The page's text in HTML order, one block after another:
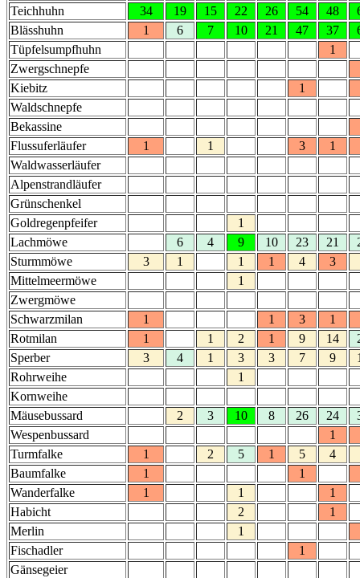
Teichhuhn
34 19 15 22 26 54 48
Blässhuhn
1 6 7 10 21 47 37
Tüpfelsumpfhuhn
1
Zwergschnepfe
Kiebitz
1
Waldschnepfe
Bekassine
Flussuferläufer
1 1 3
1
Waldwasserläufer
Alpenstrandläufer
Grünschenkel
Goldregenpfeifer
1
Lachmöwe
6 4 9 10 23 21
Sturmmöwe
3 1 1 1 4
3
Mittelmeermöwe
1
Zwergmöwe
Schwarzmilan
1 1 3
1
Rotmilan
1 1 2 1 9 14
Sperber
3 4 1 3 3 7 9
Rohrweihe
1
Kornweihe
Mäusebussard
2 3 10 8 26 24
Wespenbussard
1
Turmfalke
1 2 5 1 5
4
Baumfalke
1
1
Wanderfalke
1 1
1
Habicht
2
1
Merlin
1
Fischadler
1
Gänsegeier